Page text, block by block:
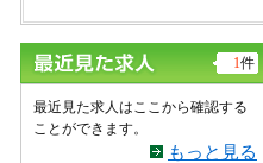
1件
最近見た求人はここから確認する
ことができます。
もっと見る